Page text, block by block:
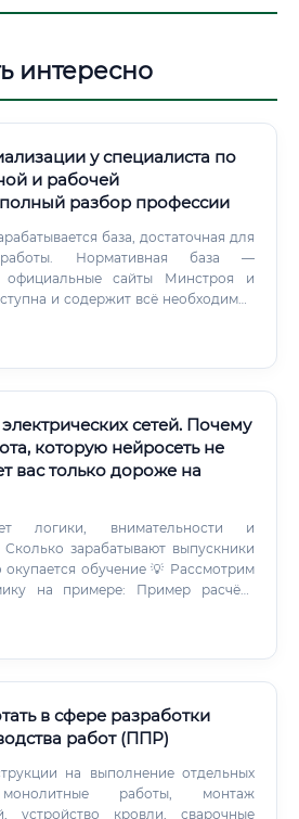
интересно
у специалиста по
и рабочей
разбор профессии
база, достаточная для
работы. Нормативная база —
официальные сайты Минстроя и
и содержит всё необходимое
сетей. Почему
которую нейросеть не
вас только дороже на
логики, внимательности и
Сколько зарабатывают выпускники
окупается обучение 💡 Рассмотрим
Пример расчёта
работы, а более дорогие
в сфере разработки
работ (ППР)
на выполнение отдельных
работы, монтаж
устройство кровли, сварочные